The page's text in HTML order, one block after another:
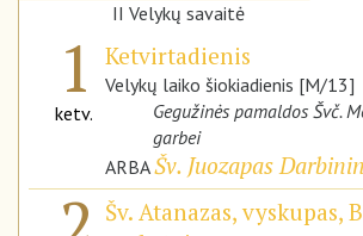
II Velykų savaitė
1
ketv.
Ketvirtadienis
Velykų laiko šiokiadienis [M/13]
Gegužinės pamaldos Švč.
garbei
ARBAŠv. Juozapas
Šv. Atanazas, vyskupas,